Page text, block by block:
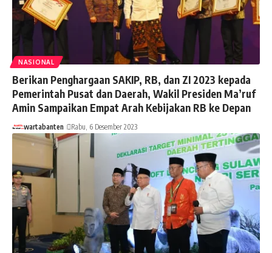
NASIONAL
Berikan Penghargaan SAKIP, RB, dan ZI 2023 kepada
Pemerintah Pusat dan Daerah, Wakil Presiden Ma’ruf
Amin Sampaikan Empat Arah Kebijakan RB ke Depan
wartabanten Rabu, 6 Desember 2023